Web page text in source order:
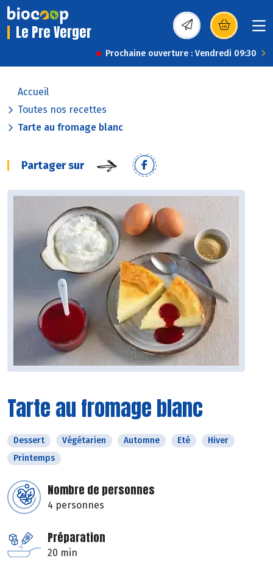
Le Pre Verger (s’ouvre dans une
Prochaine ouverture : Vendredi 09:30
Accueil
Toutes nos recettes
Tarte au fromage blanc
Partager sur
Tarte au fromage blanc
Dessert Végétarien Automne Eté
Hiver
Printemps
Nombre de personnes
4 personnes
Préparation
20 min